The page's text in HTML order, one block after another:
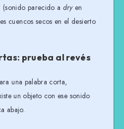
parecido a dryen
cuencos secos en el desierto
prueba al revés
una palabra corta,
un objeto con ese sonido
abajo.